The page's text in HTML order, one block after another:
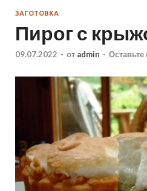
ЗАГОТОВКА
Пирог с
09.07.2022 - от admin -